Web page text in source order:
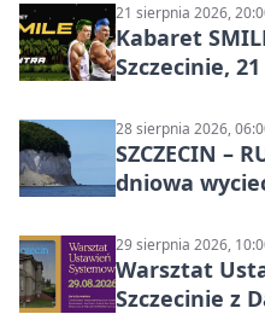
21 sierpnia 2026,
Kabaret
Szczecinie,
28 sierpnia 2026,
SZCZECIN –
dniowa
29 sierpnia 2026,
Warsztat
Szczecinie z